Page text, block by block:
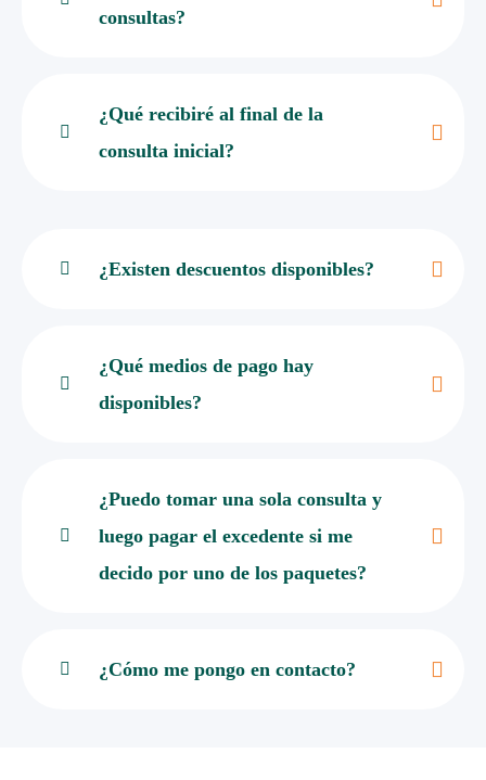
consultas?
¿Qué recibiré al final de la
consulta inicial?
¿Existen descuentos disponibles?
¿Qué medios de pago hay
disponibles?
¿Puedo tomar una sola consulta y
luego pagar el excedente si me
decido por uno de los paquetes?
¿Cómo me pongo en contacto?